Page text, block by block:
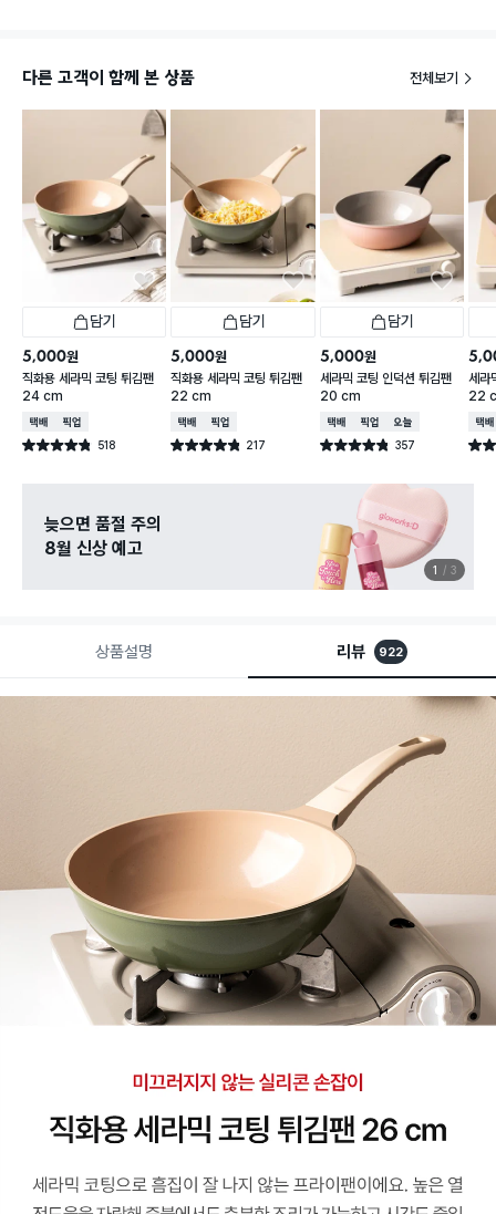
다른 고객이 함께 본 상품 전체보기
담기
5,000원
직화용 세라믹 코팅 튀김팬
24 cm
택배배송매장픽업
별점 4.8점 518
건 작성
담기
5,000원
직화용 세라믹 코팅 튀김팬
22 cm
택배배송매장픽업
별점 4.8점 217
건 작성
담기
5,000원
세라믹 코팅 인덕션 튀김팬
20 cm
택배배송매장픽업오늘배송
별점 4.8점 357
건 작성
세라
22
택배
별점
늦으면 품절 주의
8월 신상 예고
1 3
상품설명 리뷰 922